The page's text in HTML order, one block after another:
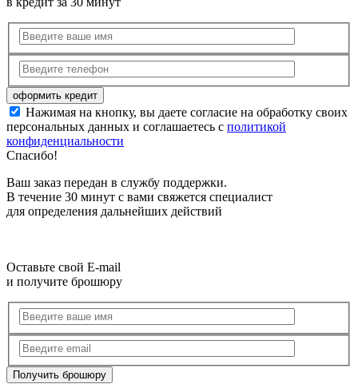
Нажимая на кнопку, вы даете согласие на обработку своих
персональных данных и соглашаетесь с политикой
конфиденциальности
Спасибо!
Ваш заказ передан в службу поддержки.
В течение 30 минут с вами свяжется специалист
для определения дальнейших действий
Оставьте свой E-mail
и получите брошюру